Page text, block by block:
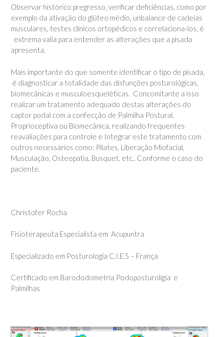
Observar histórico pregresso, verificar deficiências, como por
exemplo da ativação do glúteo médio, unbalance de cadeias
musculares, testes clínicos ortopédicos e correlaciona-los, é
extrema valia para entender as alterações que a pisada
apresenta.
Mais importante do que somente identificar o tipo de pisada,
é diagnosticar a totalidade das disfunções posturológicas,
biomecânicas e musculoesqueléticas. Concomitante a isso
realizar um tratamento adequado destas alterações do
captor podal com a confecção de Palmilha Postural,
Proprioceptiva ou Biomecânica, realizando frequentes
reavaliações para controle e Integrar este tratamento com
outros necessários como: Pilates, Liberação Miofacial,
Musculação, Osteopatia, Busquet, etc.. Conforme o caso do
paciente.
Christofer Rocha
Fisioterapeuta Especialista em Acupuntra
Especializado em Posturologia C.I.E.S – França
Certificado em Barododometria Podoposturoligia e
Palmilhas